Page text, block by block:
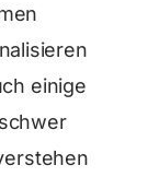
einige